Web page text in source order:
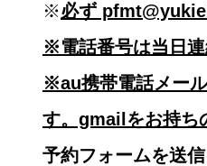
※必ず
※電話番号は当日連
※au携帯電話メー
す。gmailをお持ち
予約フォームを送